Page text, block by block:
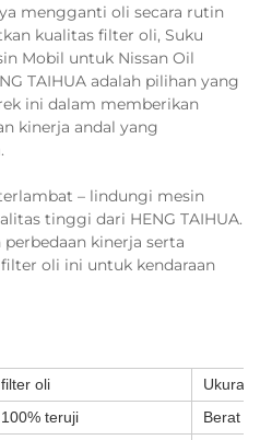
mengganti oli secara rutin
kualitas filter oli, Suku
Mobil untuk Nissan Oil
TAIHUA adalah pilihan yang
ini dalam memberikan
kinerja andal yang
– lindungi mesin
tinggi dari HENG TAIHUA.
perbedaan kinerja serta
oli ini untuk kendaraan
filter oli
Ukuran:
100% teruji
Berat